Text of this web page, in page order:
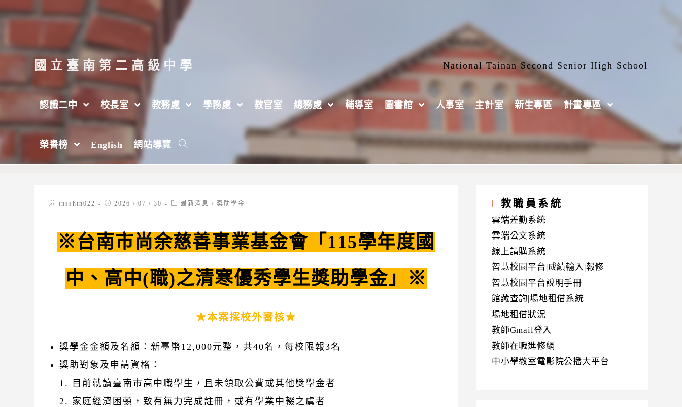
跳
至
要
內
容
國立臺南第二高級中學 National Tainan Second Senior High School
認識二中 校長室 教務處 學務處 教官室 總務處 輔導室 圖書館 人事室 主計室 新生專區 計畫專區
榮譽榜 English 網站導覽
台南市尚余慈善事業基金會「115學年度國中、高中(職)之清寒優秀學生獎助學金」【校外審核，收件截止日至115.09.11】
2026 年 > 7 月 > 30 日
Posttnsshtn022
Post2026 / 07 / 30
Post最新消息 / 獎助學金
※台南市尚余慈善事業基金會「115學年度國
中、高中(職)之清寒優秀學生獎助學金」※
★本案採校外審核★
獎學金金額及名額：新臺幣12,000元整，共40名，每校限報3名
獎助對象及申請資格：
目前就讀臺南市高中職學生，且未領取公費或其他獎學金者
家庭經濟困頓，致有無力完成註冊，或有學業中輟之虞者
教職員系統
雲端差勤系統
雲端公文系統
線上請購系統
智慧校園平台|成績輸入|報修
智慧校園平台說明手冊
館藏查詢|場地租借系統
場地租借狀況
教師Gmail登入
教師在職進修網
中小學教室電影院公播大平台